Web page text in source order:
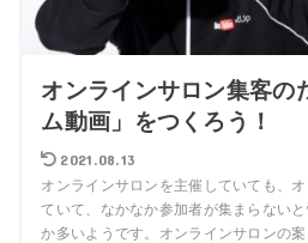
オンラインサロン集客の
ム動画」をつくろう！
2021.08.13
オンラインサロンを主催していても、
ていて、なかなか参加者が集まらない
か多いようです。オンラインサロンの